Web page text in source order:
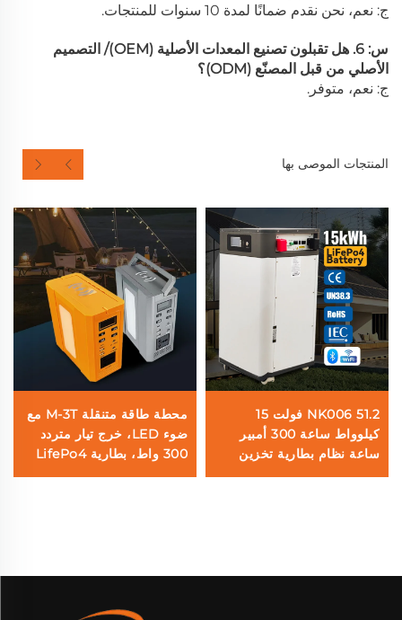
ج: نعم، نحن نقدم ضمانًا لمدة 10 سنوات للمنتجات.
س: 6. هل تقبلون تصنيع المعدات الأصلية (OEM)/ التصميم
الأصلي من قبل المصنّع (ODM)؟
ج: نعم، متوفر.
المنتجات الموصى بها
NK006 51.2 فولت 15
كيلوواط ساعة 300 أمبير
ساعة نظام بطارية تخزين
الطاقة الشمسية المنزلي
محطة طاقة متنقلة M-3T مع
ضوء LED، خرج تيار متردد
300 واط، بطارية LifePo4
سعة 256 واط في الساعة،